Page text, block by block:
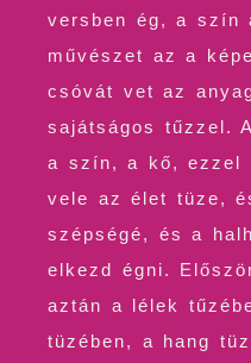
versben ég, a szín
művészet az a
csóvát vet az
sajátságos tűzzel.
a szín, a kő, ezzel
vele az élet tüze,
szépségé, és a
elkezd égni.
aztán a lélek
tüzében, a hang